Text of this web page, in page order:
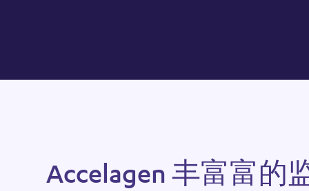
Acce agen 丰富富的